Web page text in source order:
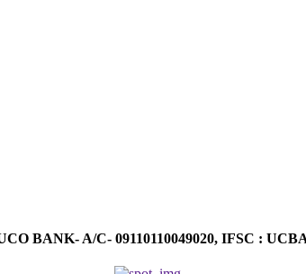
BANK- A/C- 09110110049020, IFSC :